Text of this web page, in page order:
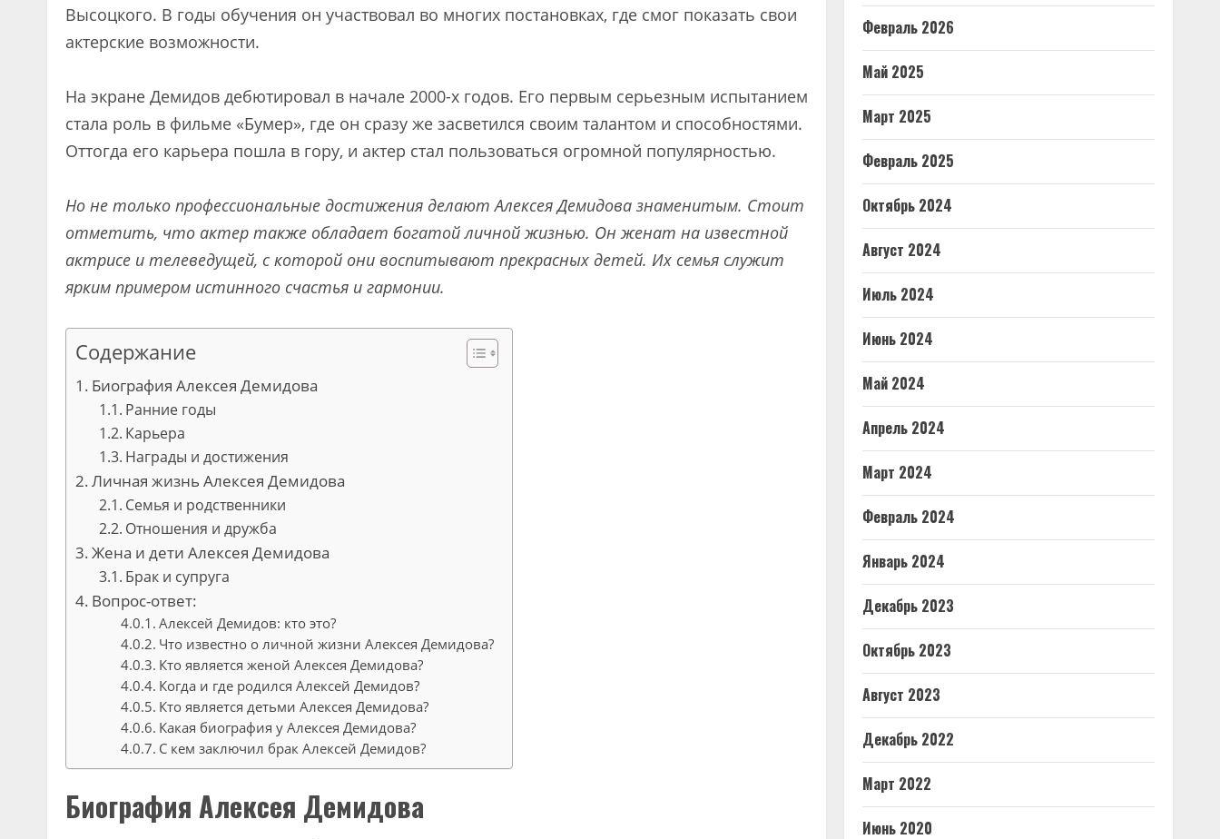
Высоцкого. В годы обучения он участвовал во многих постановках, где смог показать свои
актерские возможности.
На экране Демидов дебютировал в начале 2000-х годов. Его первым серьезным испытанием
стала роль в фильме «Бумер», где он сразу же засветился своим талантом и способностями.
Оттогда его карьера пошла в гору, и актер стал пользоваться огромной популярностью.
Но не только профессиональные достижения делают Алексея Демидова знаменитым. Стоит
отметить, что актер также обладает богатой личной жизнью. Он женат на известной
актрисе и телеведущей, с которой они воспитывают прекрасных детей. Их семья служит
ярким примером истинного счастья и гармонии.
Содержание
Биография Алексея Демидова
Ранние годы
Карьера
Награды и достижения
Личная жизнь Алексея Демидова
Семья и родственники
Отношения и дружба
Жена и дети Алексея Демидова
Брак и супруга
Вопрос-ответ:
Алексей Демидов: кто это?
Что известно о личной жизни Алексея Демидова?
Кто является женой Алексея Демидова?
Когда и где родился Алексей Демидов?
Кто является детьми Алексея Демидова?
Какая биография у Алексея Демидова?
С кем заключил брак Алексей Демидов?
Биография Алексея Демидова
Февраль 2026
Май 2025
Март 2025
Февраль 2025
Октябрь 2024
Август 2024
Июль 2024
Июнь 2024
Май 2024
Апрель 2024
Март 2024
Февраль 2024
Январь 2024
Декабрь 2023
Октябрь 2023
Август 2023
Декабрь 2022
Март 2022
Июнь 2020